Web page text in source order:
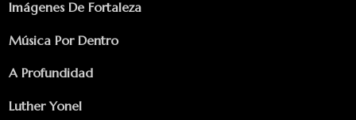
Imágenes De Fortaleza
Música Por Dentro
A Profundidad
Luther Yonel